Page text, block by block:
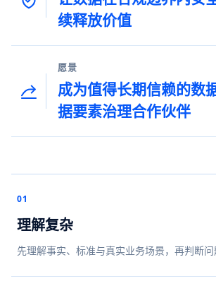
续释放价值
愿景
成为值得长期信赖的数
据要素治理合作伙伴
01
理解复杂
先理解事实、标准与真实业务场景，再判断问